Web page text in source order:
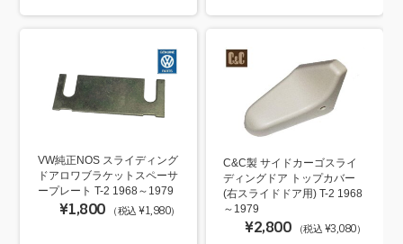
VW純正NOS スライディング
ドアロワブラケットスペーサ
ープレート T-2 1968～1979
¥1,800 （税込 ¥1,980）
C&C製 サイドカーゴスライ
ディングドア トップカバー
(右スライドドア用) T-2 1968
～1979
¥2,800 （税込 ¥3,080）